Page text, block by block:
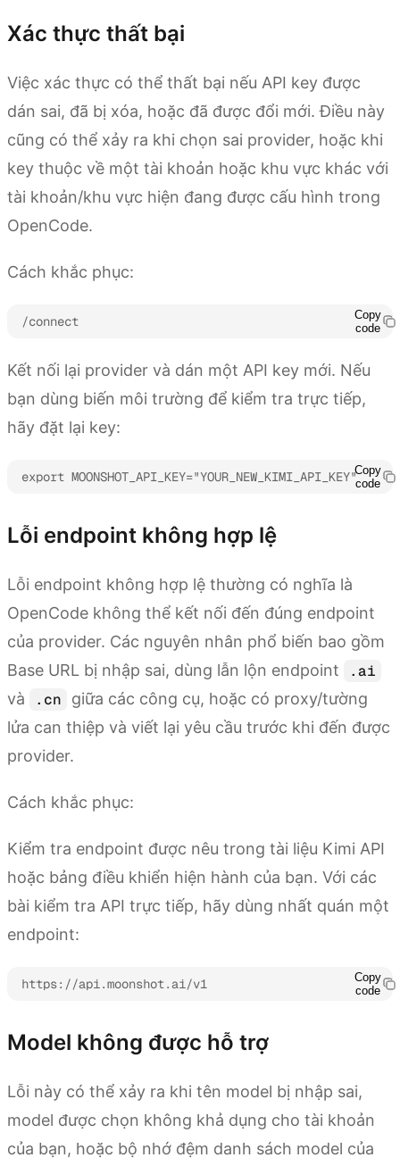
Xác thực thất bại
Việc xác thực có thể thất bại nếu API key được
dán sai, đã bị xóa, hoặc đã được đổi mới. Điều này
cũng có thể xảy ra khi chọn sai provider, hoặc khi
key thuộc về một tài khoản hoặc khu vực khác với
tài khoản/khu vực hiện đang được cấu hình trong
OpenCode.
Cách khắc phục:
/connect
Copy
code
Kết nối lại provider và dán một API key mới. Nếu
bạn dùng biến môi trường để kiểm tra trực tiếp,
hãy đặt lại key:
export MOONSHOT_API_KEY="YOUR_NEW_KIMI_API_KEY"Copy
code
Lỗi endpoint không hợp lệ
Lỗi endpoint không hợp lệ thường có nghĩa là
OpenCode không thể kết nối đến đúng endpoint
của provider. Các nguyên nhân phổ biến bao gồm
Base URL bị nhập sai, dùng lẫn lộn endpoint
.ai
và
.cn
giữa các công cụ, hoặc có proxy/tường
lửa can thiệp và viết lại yêu cầu trước khi đến được
provider.
Cách khắc phục:
Kiểm tra endpoint được nêu trong tài liệu Kimi API
hoặc bảng điều khiển hiện hành của bạn. Với các
bài kiểm tra API trực tiếp, hãy dùng nhất quán một
endpoint:
https://api.moonshot.ai/v1
Copy
code
Model không được hỗ trợ
Lỗi này có thể xảy ra khi tên model bị nhập sai,
model được chọn không khả dụng cho tài khoản
của bạn, hoặc bộ nhớ đệm danh sách model của